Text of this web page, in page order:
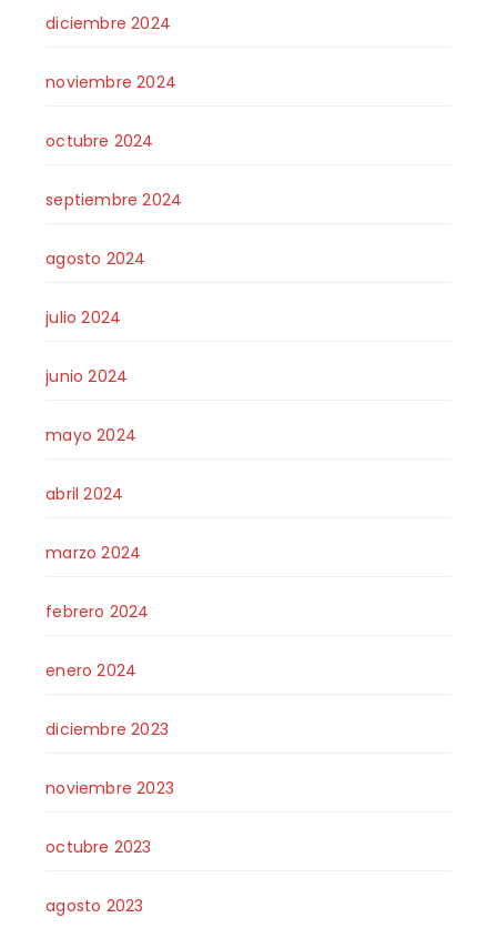
diciembre 2024
noviembre 2024
octubre 2024
septiembre 2024
agosto 2024
julio 2024
junio 2024
mayo 2024
abril 2024
marzo 2024
febrero 2024
enero 2024
diciembre 2023
noviembre 2023
octubre 2023
agosto 2023